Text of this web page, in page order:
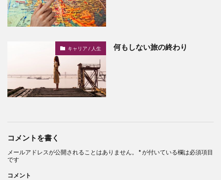
キャリア / 人生 何もしない旅の終わり
コメントを書く
メールアドレスが公開されることはありません。 *が付いている欄は必須項目
です
コメント